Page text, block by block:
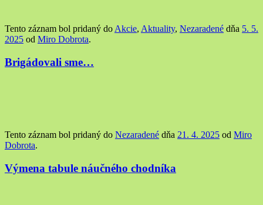
Tento záznam bol pridaný do Akcie, Aktuality, Nezaradené dňa 5. 5.
2025 od Miro Dobrota.
Brigádovali sme…
Tento záznam bol pridaný do Nezaradené dňa 21. 4. 2025 od Miro
Dobrota.
Výmena tabule náučného chodníka